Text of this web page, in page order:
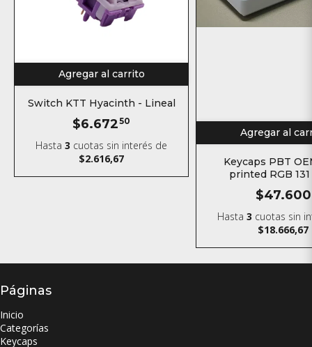
Agregar al carrito
Switch KTT Hyacinth - Lineal
$6.67250
Hasta3 cuotas sin interés de
$2.616,67
Agregar al
Keycaps PBT
printed RGB
$47.600
Hasta3 cuotas sin
$18.666,67
Páginas
Inicio
Categorías
Keycaps